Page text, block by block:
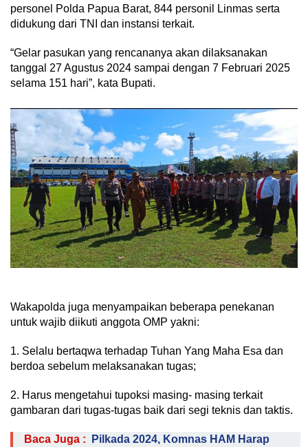
personel Polda Papua Barat, 844 personil Linmas serta
didukung dari TNI dan instansi terkait.
“Gelar pasukan yang rencananya akan dilaksanakan
tanggal 27 Agustus 2024 sampai dengan 7 Februari 2025
selama 151 hari”, kata Bupati.
Wakapolda juga menyampaikan beberapa penekanan
untuk wajib diikuti anggota OMP yakni:
1. Selalu bertaqwa terhadap Tuhan Yang Maha Esa dan
berdoa sebelum melaksanakan tugas;
2. Harus mengetahui tupoksi masing- masing terkait
gambaran dari tugas-tugas baik dari segi teknis dan taktis.
Baca Juga : Pilkada 2024, Komnas HAM Harap